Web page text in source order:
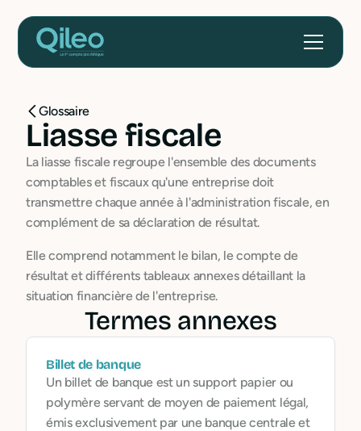
Glossaire
Liasse fiscale
La liasse fiscale regroupe l'ensemble des documents
comptables et fiscaux qu'une entreprise doit
transmettre chaque année à l'administration fiscale, en
complément de sa déclaration de résultat.
Elle comprend notamment le bilan, le compte de
résultat et différents tableaux annexes détaillant la
situation financière de l'entreprise.
Termes annexes
Billet de banque
Un billet de banque est un support papier ou
polymère servant de moyen de paiement légal,
émis exclusivement par une banque centrale et